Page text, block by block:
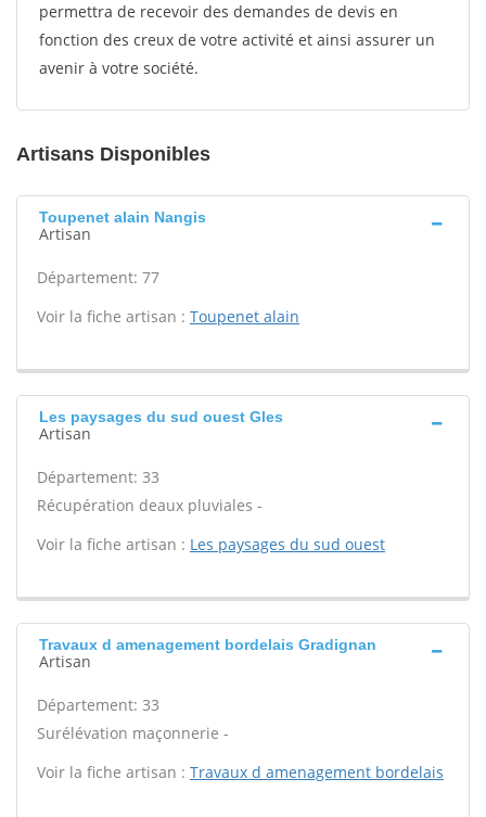
permettra de recevoir des demandes de devis en
fonction des creux de votre activité et ainsi assurer un
avenir à votre société.
Artisans Disponibles
Toupenet alain Nangis
Artisan
Département: 77
Voir la fiche artisan : Toupenet alain
Les paysages du sud ouest Gles
Artisan
Département: 33
Récupération deaux pluviales -
Voir la fiche artisan : Les paysages du sud ouest
Travaux d amenagement bordelais Gradignan
Artisan
Département: 33
Surélévation maçonnerie -
Voir la fiche artisan : Travaux d amenagement bordelais